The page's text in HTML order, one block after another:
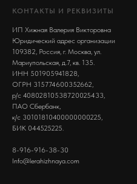
КОНТАКТЫ И РЕКВИЗИТЫ
ИП Хижная Валерия Викторовна
Юридический адрес организации
109382, Россия, г. Москва, ул.
Мариупольская, д.7, кв. 135.
ИНН 501905941828,
ОГРН 315774600352662,
р/с 40802810538720025433,
ПАО Сбербанк,
к/с 30101810400000000225,
БИК 044525225.
8-916-916-38-30
Info@lerahizhnaya.com